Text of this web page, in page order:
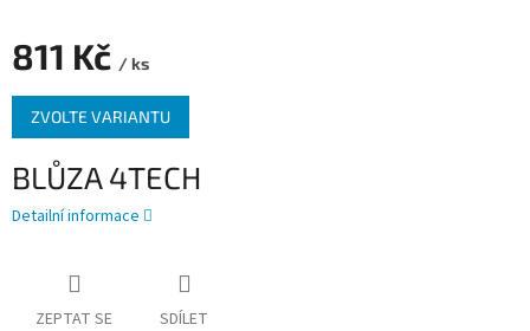
811 Kč / ks
Měrná
cena:
ZVOLTE VARIANTU
BLŮZA 4TECH
Detailní informace
ZEPTAT SE SDÍLET